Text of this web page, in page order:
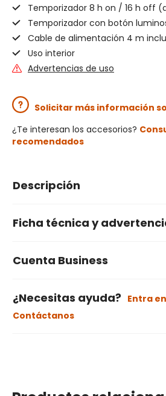
Temporizador 8 h on / 16 h off
Temporizador con botón
Cable de alimentación 4 m
Uso interior
Advertencias de uso
Solicitar más información
¿Te interesan los accesorios?
recomendados
Descripción
Ficha técnica y
Cuenta Business
¿Necesitas ayuda? Entra
Contáctanos